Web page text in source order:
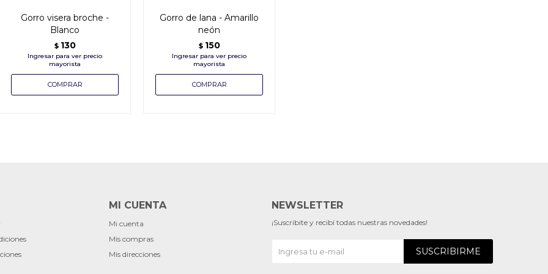
Gorro visera broche -
Blanco
$ 130
Gorro de lana - Amarillo
neón
$ 150
MI CUENTA
Mi cuenta
Mis compras
Mis direcciones
NEWSLETTER
¡Suscribite y recibí todas nuestras novedades!
SUSCRIBIRME